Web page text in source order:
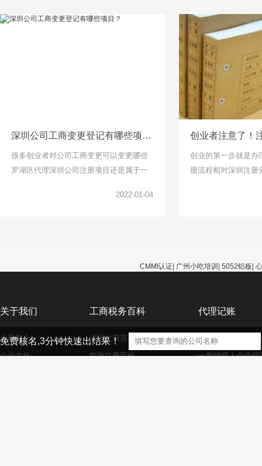
深圳公司工商变更登记有哪些项目？
很多创业者对公司工商变更可以变更哪些
罗湖区代理深圳公司注册项目还是属于一
2022-01-04
创业的第一步就是办
册流程相对深圳注册
CMMI认证| 广州小吃培训 5052铝板
关于我们
公司简介
企业文化
工商税务百科
深圳注册百科
前海注册百科
代理记账
小规模纳税人企业
一般纳税人企业代
免费核名,3分钟快速出结果！